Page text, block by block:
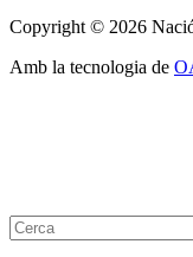
Copyright © 2026
Amb la tecnologia de